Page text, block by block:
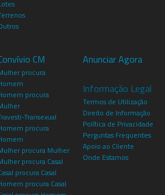
CM
procura
procura
Transexual
procura
procura Mulher
procura Casal
procura Casal
procura Casal
Anunciar Agora
Informação Legal
Termos de Utilização
Direito de Informação
Política de Privacidade
Perguntas Frequentes
Apoio ao Cliente
Onde Estamos